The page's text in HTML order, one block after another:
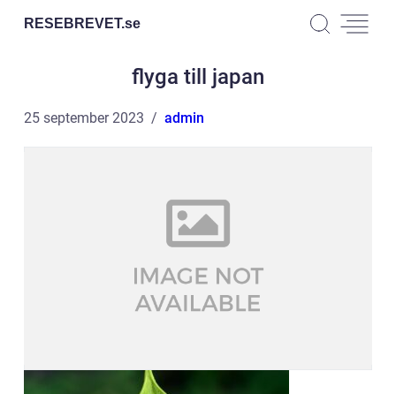
RESEBREVET.se
flyga till japan
25 september 2023 admin